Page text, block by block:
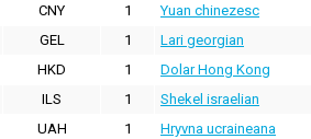
CNY
1 Yuan chinezesc
GEL
1 Lari georgian
HKD
1 Dolar Hong Kong
ILS
1 Shekel israelian
UAH
1 Hryvna ucraineana